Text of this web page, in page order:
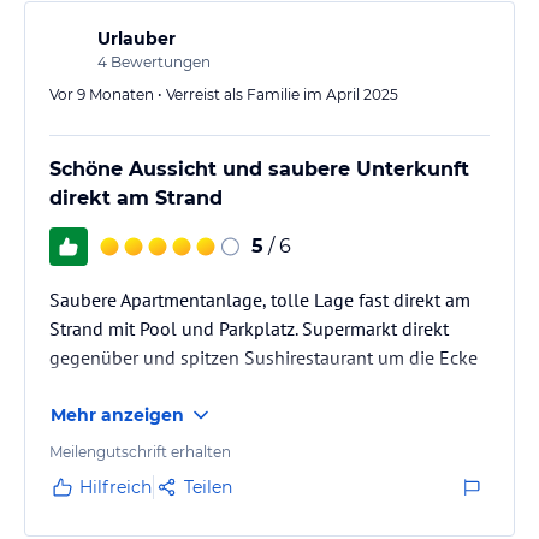
Tennisplatz zur Verfügung.
Hinweis: Verfasst von HolidayCheck mit Hilfe von KI. Alle
des jeweiligen Veranstalters.
Urlauber
4 Bewertungen
Vor 9 Monaten • Verreist als Familie im April 2025
Schöne Aussicht und saubere Unterkunft
direkt am Strand
5 / 6
Saubere Apartmentanlage, tolle Lage fast direkt am
Strand mit Pool und Parkplatz. Supermarkt direkt
gegenüber und spitzen Sushirestaurant um die Ecke
Mehr anzeigen
Meilengutschrift erhalten
Hilfreich Teilen